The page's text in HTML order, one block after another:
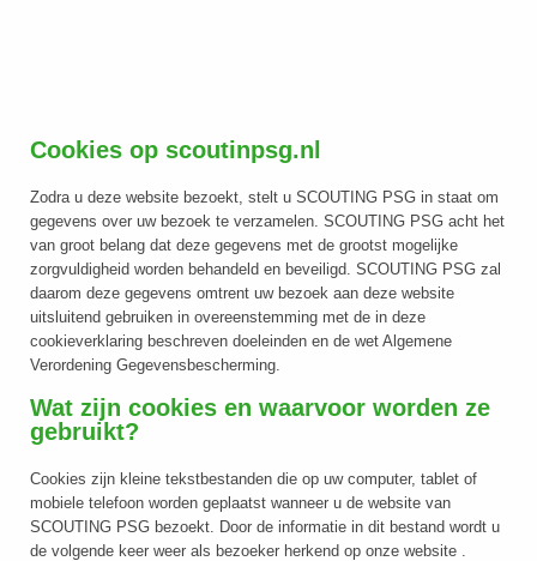
Cookies op scoutinpsg.nl
Zodra u deze website bezoekt, stelt u SCOUTING PSG in staat om
gegevens over uw bezoek te verzamelen. SCOUTING PSG acht het
van groot belang dat deze gegevens met de grootst mogelijke
zorgvuldigheid worden behandeld en beveiligd. SCOUTING PSG zal
daarom deze gegevens omtrent uw bezoek aan deze website
uitsluitend gebruiken in overeenstemming met de in deze
cookieverklaring beschreven doeleinden en de wet Algemene
Verordening Gegevensbescherming.
Wat zijn cookies en waarvoor worden ze
gebruikt?
Cookies zijn kleine tekstbestanden die op uw computer, tablet of
mobiele telefoon worden geplaatst wanneer u de website van
SCOUTING PSG bezoekt. Door de informatie in dit bestand wordt u
de volgende keer weer als bezoeker herkend op onze website .